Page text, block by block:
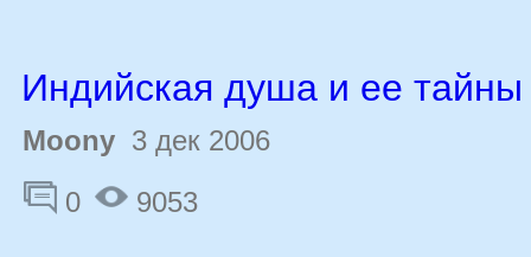
Индийская душа и ее тайны
Moony 3 дек 2006
0
9053